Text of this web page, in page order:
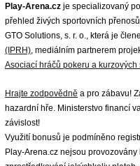
Play-Arena.cz je specializovaný
přehled živých sportovních
GTO Solutions, s. r. o., která je
(IPRH), mediálním partnerem
Asociací hráčů pokeru a kurzových
Hrajte zodpovědně a pro zábavu!
hazardní hře. Ministerstvo financí
závislost!
Využití bonusů je podmíněno
Play-Arena.cz nejsou